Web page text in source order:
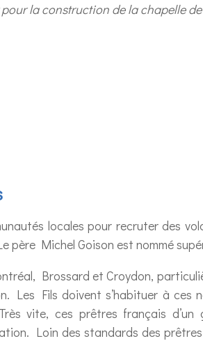
la construction de la chapelle
locales pour recruter des
Michel Goison est nommé
Brossard et Croydon,
Les Fils doivent s’habituer à ces
vite, ces prêtres français d’un
Loin des standards des